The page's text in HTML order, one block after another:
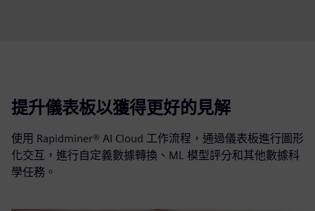
提升儀表板以獲得更好的見解
使用 Rapidminer® AI Cloud 工作流程，通過儀表板進行圖形
化交互，進行自定義數據轉換、ML 模型評分和其他數據科
學任務。